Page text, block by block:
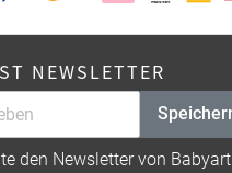
NEWSLETTER
den Newsletter von